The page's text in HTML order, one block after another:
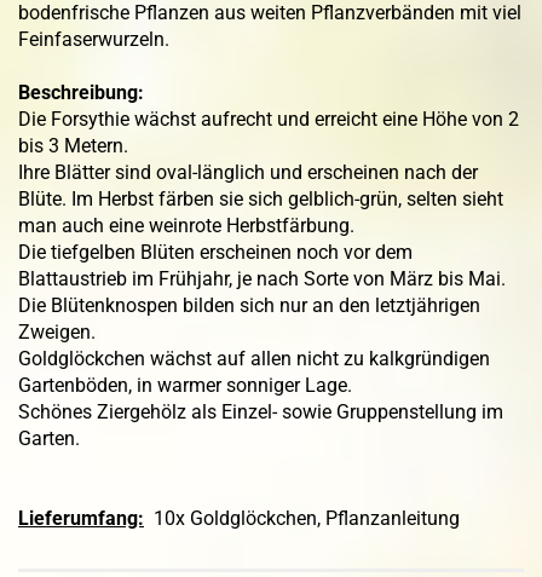
bodenfrische Pflanzen aus weiten Pflanzverbänden mit viel
Feinfaserwurzeln.
Beschreibung:
Die Forsythie wächst aufrecht und erreicht eine Höhe von 2
bis 3 Metern.
Ihre Blätter sind oval-länglich und erscheinen nach der
Blüte. Im Herbst färben sie sich gelblich-grün, selten sieht
man auch eine weinrote Herbstfärbung.
Die tiefgelben Blüten erscheinen noch vor dem
Blattaustrieb im Frühjahr, je nach Sorte von März bis Mai.
Die Blütenknospen bilden sich nur an den letztjährigen
Zweigen.
Goldglöckchen wächst auf allen nicht zu kalkgründigen
Gartenböden, in warmer sonniger Lage.
Schönes Ziergehölz als Einzel- sowie Gruppenstellung im
Garten.
Lieferumfang: 10x Goldglöckchen, Pflanzanleitung